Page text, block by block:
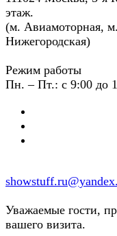
этаж.
(м. Авиамоторная,
Нижегородская)
Режим работы
Пн. – Пт.: с 9:00 до
Уважаемые гости,
вашего визита.